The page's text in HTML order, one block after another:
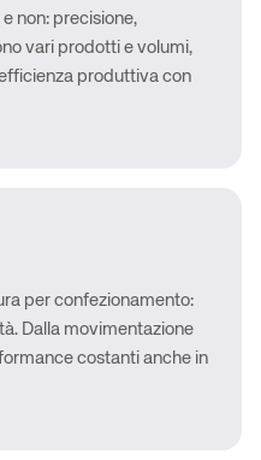
non: precisione,
vari prodotti e volumi,
produttiva con
per confezionamento:
Dalla movimentazione
costanti anche in